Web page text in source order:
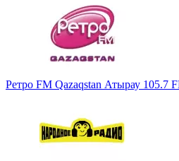
Ретро FM Qazaqstan Атырау 105.7